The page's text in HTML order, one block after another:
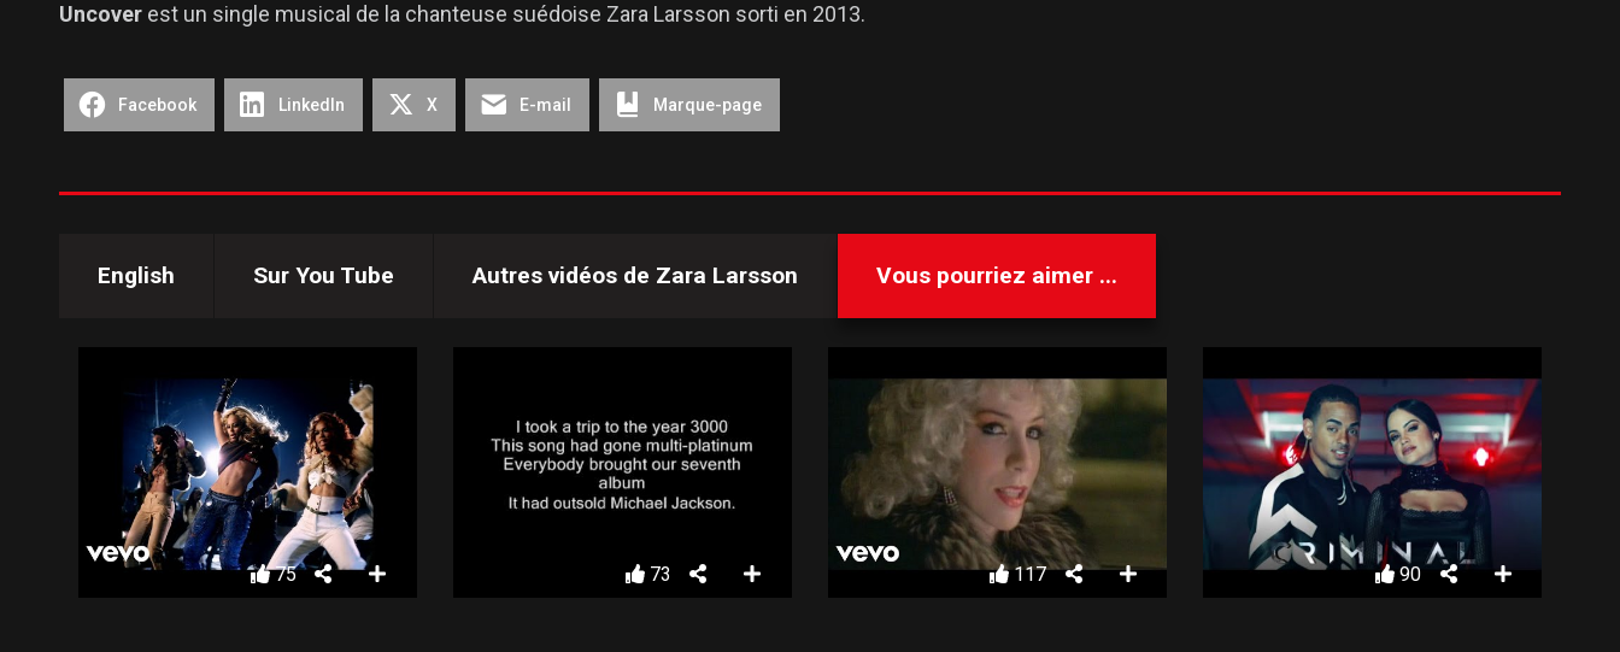
Uncoverest un single musical de la chanteuse suédoise Zara Larsson sorti en 2013.
Facebook LinkedIn X E-mail Marque-page
English Sur You Tube Autres vidéos de Zara Larsson Vous pourriez aimer ...
75 73 117 90